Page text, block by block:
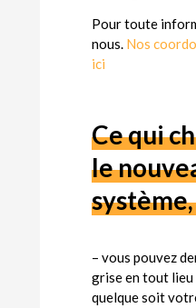
Pour toute
nous. Nos
ici
Ce qui
le
– vous pouvez
grise en tout
quelque soit